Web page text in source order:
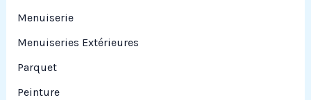
Menuiserie
Menuiseries Extérieures
Parquet
Peinture